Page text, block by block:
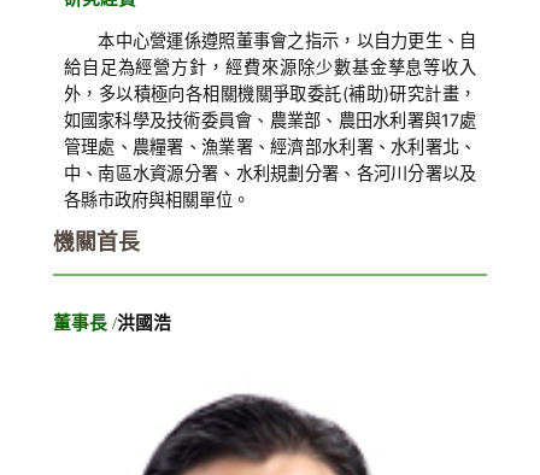
本中心營運係遵照董事會之指示，以自力更生、自
給自足為經營方針，經費來源除少數基金孳息等收入
外，多以積極向各相關機關爭取委託(補助)研究計畫，
如國家科學及技術委員會、農業部、農田水利署與17處
管理處、農糧署、漁業署、經濟部水利署、水利署北、
中、南區水資源分署、水利規劃分署、各河川分署以及
各縣市政府與相關單位。
機關首長
董事長/洪國浩